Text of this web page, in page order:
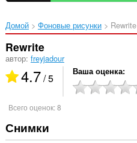
Домой Фоновые рисунки Rewrite‎
Rewrite
автор: freyjadour
4.7/ 5 Ваша оценка
Всего оценок:8
Снимки